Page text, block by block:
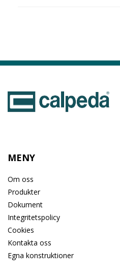
MENY
Om oss
Produkter
Dokument
Integritetspolicy
Cookies
Kontakta oss
Egna konstruktioner